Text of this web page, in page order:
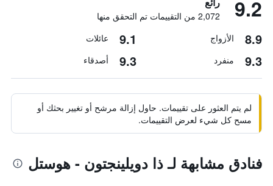
9.2 2,072 من التقييمات تم التحقق منها
8.9 الأزواج 9.1 عائلات
9.3 منفرد 9.3 أصدقاء
لم يتم العثور على تقييمات. حاول إزالة مرشح أو تغيير بحثك أو
مسح كل شيء لعرض التقييمات.
فنادق مشابهة لـ ذا دويلينجتون - هوستل